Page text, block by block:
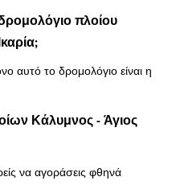
πλοίου
αυτό το δρομολόγιο είναι η
Κάλυμνος - Άγιος
να αγοράσεις φθηνά